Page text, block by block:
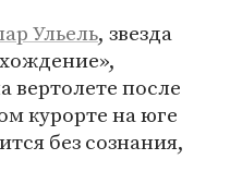
Ульель, звезда
вертолете после
курорте на юге
без сознания,